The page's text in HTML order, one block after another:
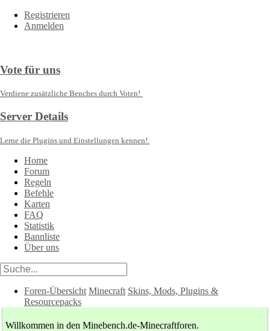
Registrieren
Anmelden
Vote für uns
Verdiene zusätzliche Benches durch Voten!
Server Details
Lerne die Plugins und Einstellungen kennen!.
Home
Forum
Regeln
Befehle
Karten
FAQ
Statistik
Bannliste
Über uns
Foren-Übersicht Minecraft Skins, Mods, Plugins &
Resourcepacks
Willkommen in den Minebench.de-Minecraftforen.